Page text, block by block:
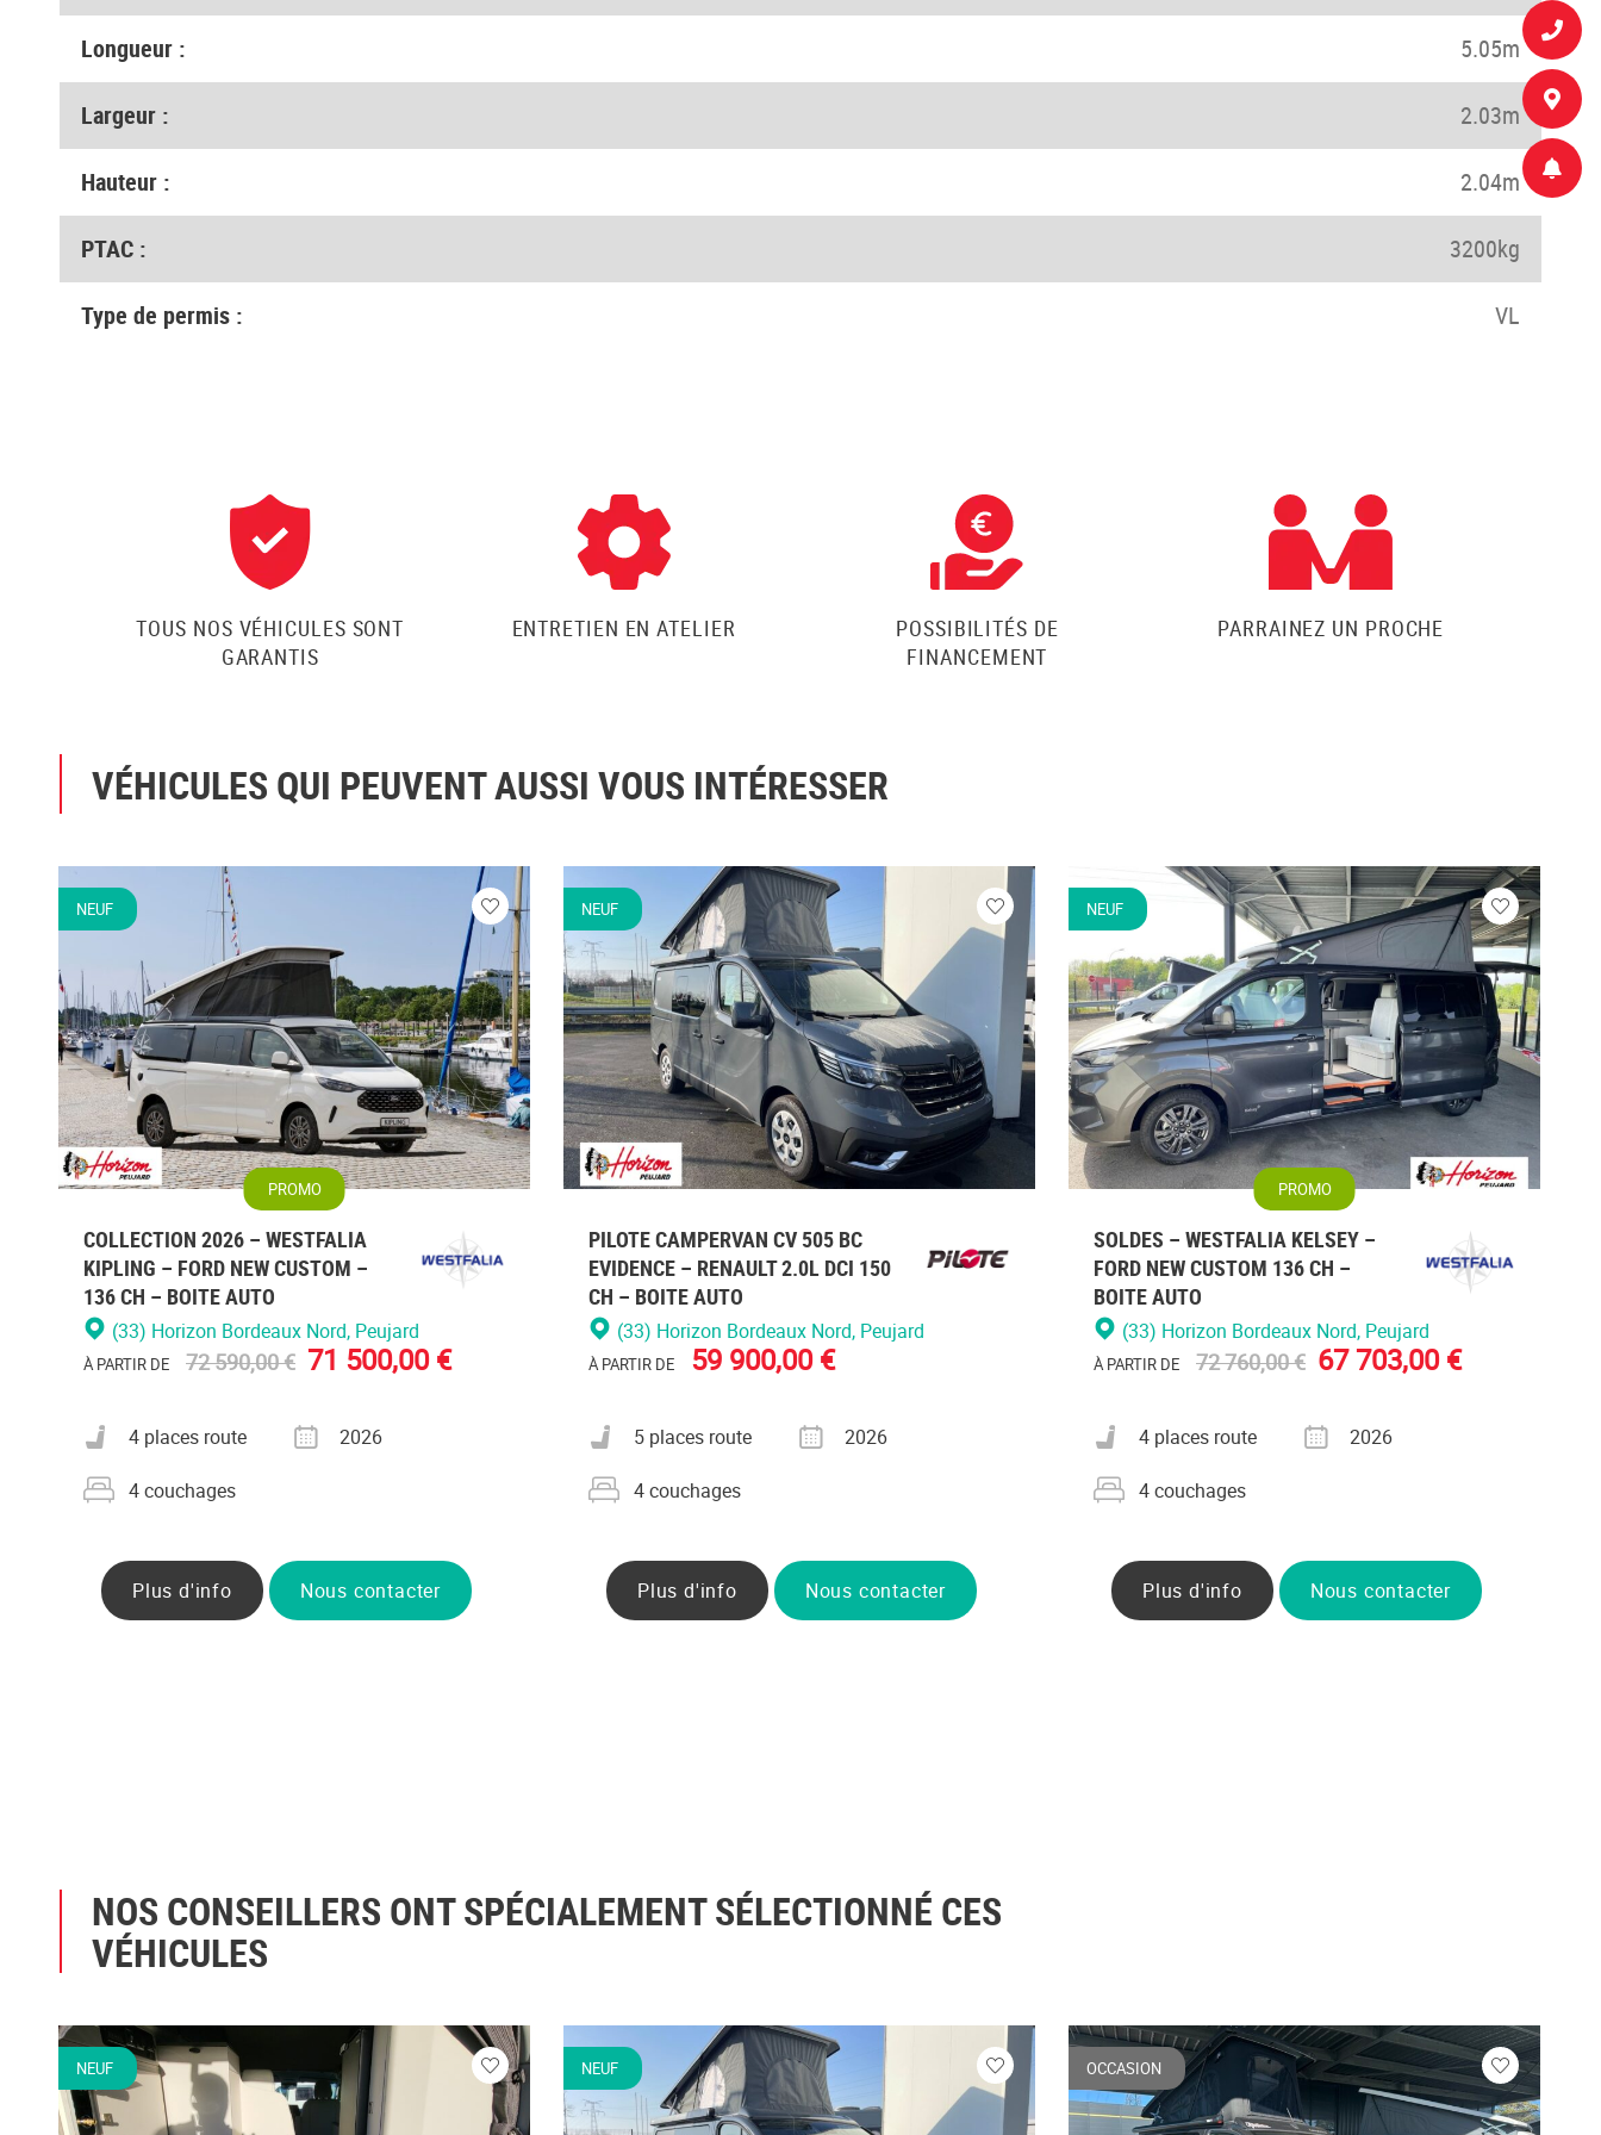
Longueur : 5.05m
Largeur : 2.03m
Hauteur : 2.04m
PTAC : 3200kg
Type de permis : VL
TOUS NOS VÉHICULES SONT
GARANTIS
ENTRETIEN EN ATELIER
POSSIBILITÉS DE
FINANCEMENT
PARRAINEZ UN PROCHE
VÉHICULES QUI PEUVENT AUSSI VOUS INTÉRESSER
NEUF
Veuillez
vous
connecter
PROMO
COLLECTION 2026 – WESTFALIA
KIPLING – FORD NEW CUSTOM –
136 CH – BOITE AUTO
(33) Horizon Bordeaux Nord, Peujard
À PARTIR DE 72 590,00 € 71 500,00 €
Nombre de places carte grise
4 places route Année2026
Nombre de couchages
4 couchages
Plus d'info Nous contacter
NEUF
Veuillez
vous
connecter
PILOTE CAMPERVAN CV 505 BC
EVIDENCE – RENAULT 2.0L DCI 150
CH – BOITE AUTO
(33) Horizon Bordeaux Nord, Peujard
À PARTIR DE 59 900,00 €
Nombre de places carte grise
5 places route Année2026
Nombre de couchages
4 couchages
Plus d'info Nous contacter
NEUF
Veuillez
vous
connecter
PROMO
SOLDES – WESTFALIA KELSEY –
FORD NEW CUSTOM 136 CH –
BOITE AUTO
(33) Horizon Bordeaux Nord, Peujard
À PARTIR DE 72 760,00 € 67 703,00 €
Nombre de places carte grise
4 places route Année2026
Nombre de couchages
4 couchages
Plus d'info Nous contacter
NOS CONSEILLERS ONT SPÉCIALEMENT SÉLECTIONNÉ CES
VÉHICULES
NEUF
Veuillez
vous
NEUF
Veuillez
vous
OCCASION
Veuillez
vous